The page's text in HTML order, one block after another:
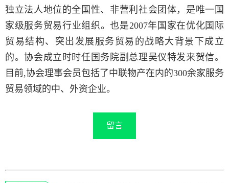
独立法人地位的全国性、非营利社会团体，是唯一国
家级服务贸易行业组织。也是2007年国家在优化国际
贸易结构、突出发展服务贸易的战略大背景下成立
的。协会成立时时任国务院副总理吴仪特发来贺信。
目前,协会理事会员包括了中联物产在内的300余家服务
贸易领域的中、外资企业。
留言